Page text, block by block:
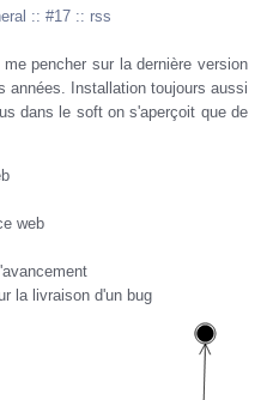
:: #17 :: rss
pencher sur la dernière version
années. Installation toujours aussi
dans le soft on s'aperçoit que de
web
la livraison d'un bug